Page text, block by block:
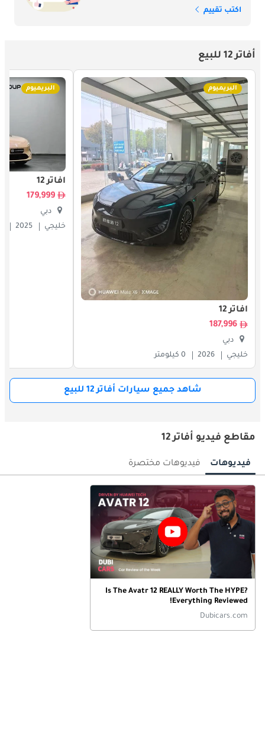
اكتب تقييم
أفاتر 12 للبيع
البريميوم
أفاتر 12
187,996
دبي
خليجي
2026 0 كيلومتر
البريميوم
أفاتر 12
179,999
دبي
خليجي
2025
شاهد جميع سيارات أفاتر 12 للبيع
مقاطع فيديو أفاتر 12
فيديوهات فيديوهات مختصرة
Is The Avatr 12 REALLY Worth The HYPE?
Everything Reviewed!
Dubicars.com